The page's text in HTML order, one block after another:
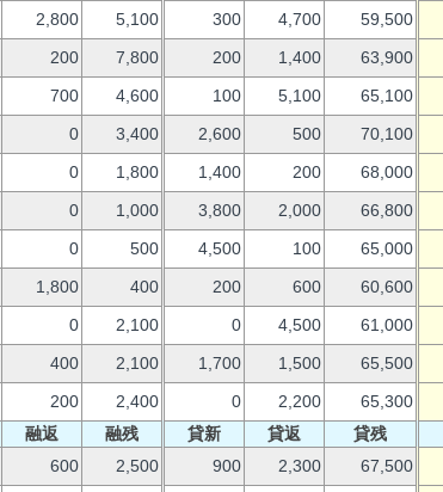
2,800 5,100 300 4,700 59,500
200 7,800 200 1,400 63,900
700 4,600 100 5,100 65,100
0 3,400 2,600 500 70,100
0 1,800 1,400 200 68,000
0 1,000 3,800 2,000 66,800
0 500 4,500 100 65,000
1,800 400 200 600 60,600
0 2,100 0 4,500 61,000
400 2,100 1,700 1,500 65,500
200 2,400 0 2,200 65,300
融返 融残 貸新 貸返 貸残
600 2,500 900 2,300 67,500